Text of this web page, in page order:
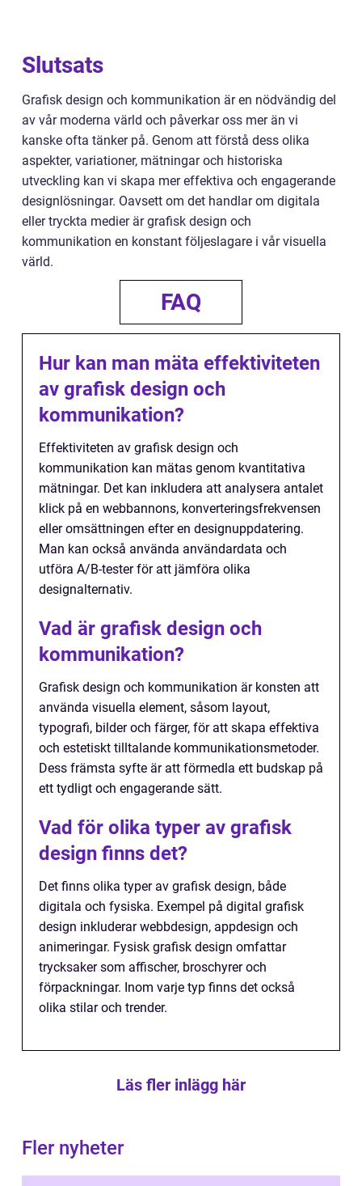
Slutsats
Grafisk design och kommunikation är en nödvändig del
av vår moderna värld och påverkar oss mer än vi
kanske ofta tänker på. Genom att förstå dess olika
aspekter, variationer, mätningar och historiska
utveckling kan vi skapa mer effektiva och engagerande
designlösningar. Oavsett om det handlar om digitala
eller tryckta medier är grafisk design och
kommunikation en konstant följeslagare i vår visuella
värld.
FAQ
Hur kan man mäta effektiviteten
av grafisk design och
kommunikation?
Effektiviteten av grafisk design och
kommunikation kan mätas genom kvantitativa
mätningar. Det kan inkludera att analysera antalet
klick på en webbannons, konverteringsfrekvensen
eller omsättningen efter en designuppdatering.
Man kan också använda användardata och
utföra A/B-tester för att jämföra olika
designalternativ.
Vad är grafisk design och
kommunikation?
Grafisk design och kommunikation är konsten att
använda visuella element, såsom layout,
typografi, bilder och färger, för att skapa effektiva
och estetiskt tilltalande kommunikationsmetoder.
Dess främsta syfte är att förmedla ett budskap på
ett tydligt och engagerande sätt.
Vad för olika typer av grafisk
design finns det?
Det finns olika typer av grafisk design, både
digitala och fysiska. Exempel på digital grafisk
design inkluderar webbdesign, appdesign och
animeringar. Fysisk grafisk design omfattar
trycksaker som affischer, broschyrer och
förpackningar. Inom varje typ finns det också
olika stilar och trender.
Läs fler inlägg här
Fler nyheter